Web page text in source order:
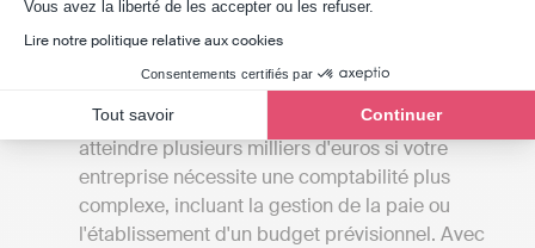
Vous avez la liberté de les accepter ou les refuser.
Lire notre politique relative aux cookies
Consentements certifiés par
Tout savoir Continuer
Les tarifs: Les frais des cabinets d'experts-
comptables peuvent débuter entre 1000 et
2000 euros par an pour une petite mission
confiée à un comptable indépendant et
atteindre plusieurs milliers d'euros si votre
entreprise nécessite une comptabilité plus
complexe, incluant la gestion de la paie ou
l'établissement d'un budget prévisionnel. Avec